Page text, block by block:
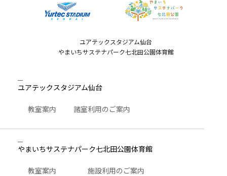
ユアテックスタジアム仙台
やまいちサステナパーク七北田公園体育館
ユアテックスタジアム仙台
教室案内 諸室利用のご案内
やまいちサステナパーク七北田公園体育館
教室案内 施設利用のご案内